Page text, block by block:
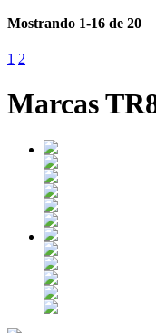
Mostrando 1-16 de 20
1 2
Marcas